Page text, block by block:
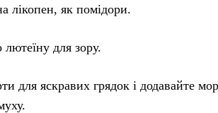
як помідори.
для зору.
для яскравих грядок і додавайте